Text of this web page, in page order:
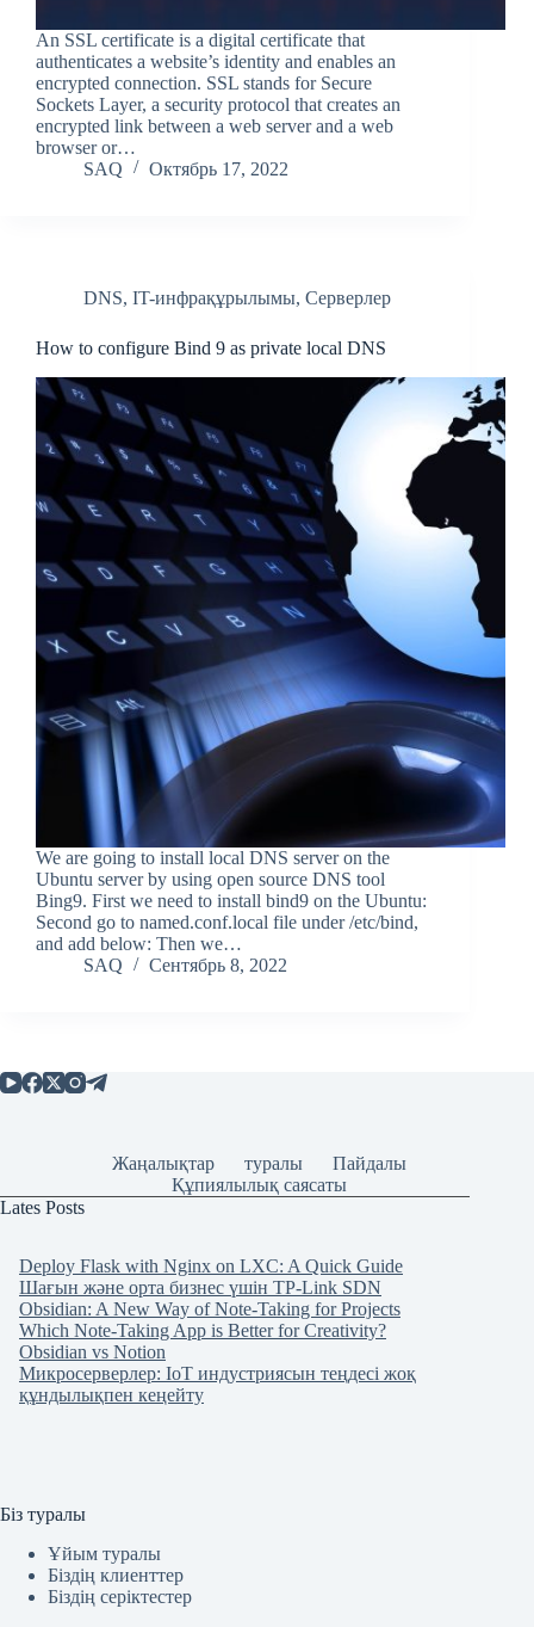
An SSL certificate is a digital certificate that
authenticates a website’s identity and enables an
encrypted connection. SSL stands for Secure
Sockets Layer, a security protocol that creates an
encrypted link between a web server and a web
browser or…
SAQ
Октябрь 17, 2022
DNS, IT-инфрақұрылымы, Серверлер
How to configure Bind 9 as private local DNS
We are going to install local DNS server on the
Ubuntu server by using open source DNS tool
Bing9. First we need to install bind9 on the Ubuntu:
Second go to named.conf.local file under /etc/bind,
and add below: Then we…
SAQ
Сентябрь 8, 2022
Жаңалықтар туралы
Пайдалы
Құпиялылық саясаты
Lates Posts
Deploy Flask with Nginx on LXC: A Quick Guide
Шағын және орта бизнес үшін TP-Link SDN
Obsidian: A New Way of Note-Taking for Projects
Which Note-Taking App is Better for Creativity?
Obsidian vs Notion
Микросерверлер: IoT индустриясын теңдесі жоқ
құндылықпен кеңейту
Біз туралы
Ұйым туралы
Біздің клиенттер
Біздің серіктестер